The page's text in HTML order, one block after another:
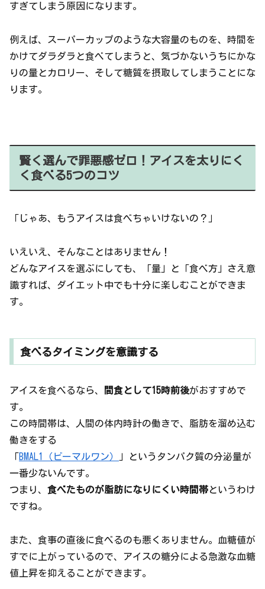
すぎてしまう原因になります。
例えば、スーパーカップのような大容量のものを、時間を
かけてダラダラと食べてしまうと、気づかないうちにかな
りの量とカロリー、そして糖質を摂取してしまうことにな
ります。
賢く選んで罪悪感ゼロ！アイスを太りにく
く食べる5つのコツ
「じゃあ、もうアイスは食べちゃいけないの？」
いえいえ、そんなことはありません！
どんなアイスを選ぶにしても、「量」と「食べ方」さえ意
識すれば、ダイエット中でも十分に楽しむことができま
す。
食べるタイミングを意識する
アイスを食べるなら、 間食として15時前後がおすすめで
す。
この時間帯は、人間の体内時計の働きで、脂肪を溜め込む
働きをする
「BMAL1（ビーマルワン）
」というタンパク質の分泌量が
一番少ないんです。
つまり、 食べたものが脂肪になりにくい時間帯というわけ
ですね。
また、食事の直後に食べるのも悪くありません。血糖値が
すでに上がっているので、アイスの糖分による急激な血糖
値上昇を抑えることができます。